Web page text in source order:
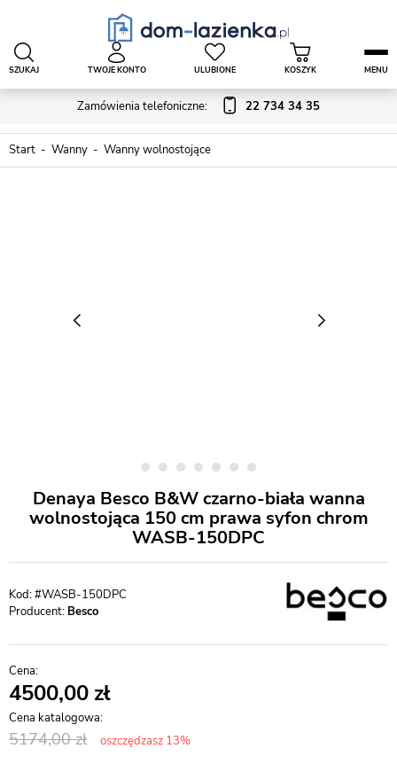
Zamówienia telefoniczne: 22 734 34 35
SZUKAJ TWOJE KONTO ULUBIONE KOSZYK MENU
Start Wanny Wanny wolnostojące
Denaya Besco B&W czarno-biała wanna
wolnostojąca 150 cm prawa syfon chrom
WASB-150DPC
#WASB-150DPC
Producent: Besco
4500,00
5174,00 oszczędzasz 13%